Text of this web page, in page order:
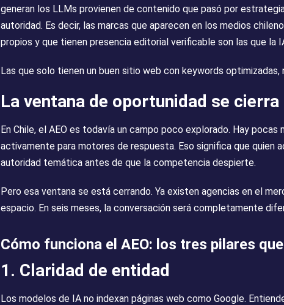
generan los LLMs provienen de contenido que pasó por
autoridad. Es decir, las marcas que aparecen en los medios
propios y que tienen presencia editorial verificable son las que la
Las que solo tienen un buen sitio web con keywords optimizadas,
La ventana de oportunidad se cierra
En Chile, el AEO es todavía un campo poco explorado. Hay
activamente para motores de respuesta. Eso significa que quien
autoridad temática antes de que la competencia despierte.
Pero esa ventana se está cerrando. Ya existen agencias en el
espacio. En seis meses, la conversación será completamente
Cómo funciona el AEO: los tres pilares
1. Claridad de entidad
Los modelos de IA no indexan páginas web como Google.